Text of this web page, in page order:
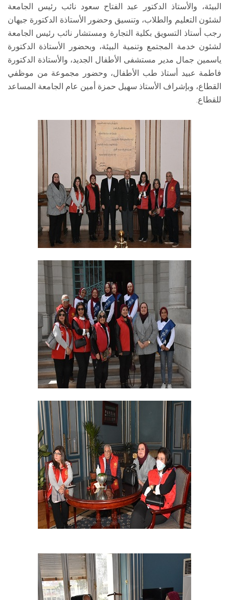
البيئة، والأستاذ الدكتور عبد الفتاح سعود نائب رئيس الجامعة
لشئون التعليم والطلاب، وتنسيق وحضور الأستاذة الدكتورة جيهان
رجب أستاذ التسويق بكلية التجارة ومستشار نائب رئيس الجامعة
لشئون خدمة المجتمع وتنمية البيئة، وبحضور الأستاذة الدكتورة
ياسمين جمال مدير مستشفى الأطفال الجديد، والأستاذة الدكتورة
فاطمة عبيد أستاذ طب الأطفال، وحضور مجموعة من موظفي
القطاع، وبإشراف الأستاذ سهيل حمزة أمين عام الجامعة المساعد
للقطاع.